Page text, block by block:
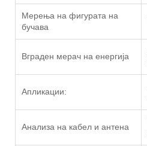
Мерења на фигурата на
бучава
Вграден мерач на енергија
Апликации:
Анализа на кабел и антена